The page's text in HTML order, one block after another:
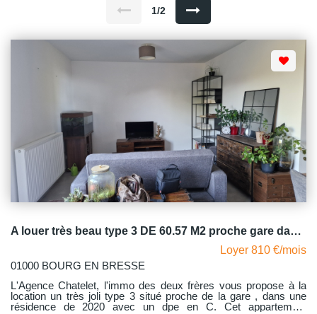
1/2
A louer très beau type 3 DE 60.57 M2 proche gare dans résidence récente sur BOURG EN BRESSE
Loyer 810 €/mois
01000 BOURG EN BRESSE
L'Agence Chatelet, l'immo des deux frères vous propose à la
location un très joli type 3 situé proche de la gare , dans une
résidence de 2020 avec un dpe en C. Cet appartement